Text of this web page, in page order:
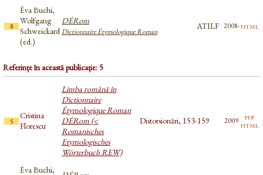
8
Éva Buchi,
Wolfgang
Schweickard
(ed.)
DÉRom
Dictionnaire Étymologique Roman
ATILF 2008-html
Referințe în această publicație: 5
5
Cristina
Florescu
Limba română în
Dictionnaire
Étymologique Roman
DÉRom (<
Romanisches
Etymologisches
Wörterbuch REW)
Distorsionări, 153-159 2009 pdf
html
Éva Buchi,